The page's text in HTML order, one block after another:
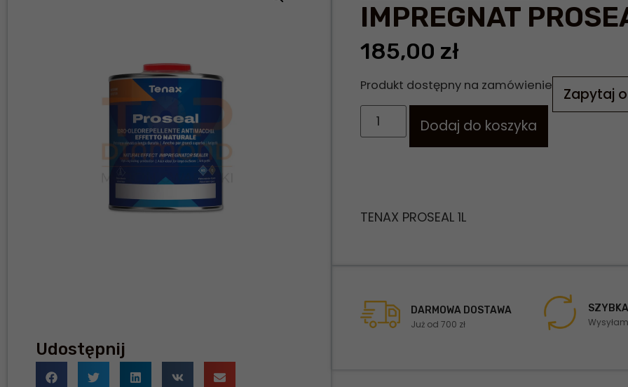
Udostępnij
IMPREGNAT
185,00 zł
Produkt dostępny na zamówienie
Dodaj do koszyka
Zapytaj
TENAX PROSEAL 1L
DARMOWA DOSTAWA
Już od 700 zł